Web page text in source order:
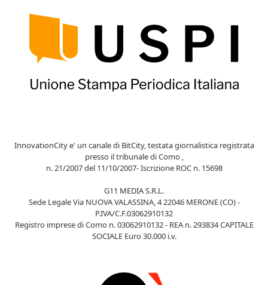
InnovationCity e' un canale di BitCity, testata giornalistica registrata
presso il tribunale di Como ,
n. 21/2007 del 11/10/2007- Iscrizione ROC n. 15698
G11 MEDIA S.R.L.
Sede Legale Via NUOVA VALASSINA, 4 22046 MERONE (CO) -
P.IVA/C.F.03062910132
Registro imprese di Como n. 03062910132 - REA n. 293834 CAPITALE
SOCIALE Euro 30.000 i.v.